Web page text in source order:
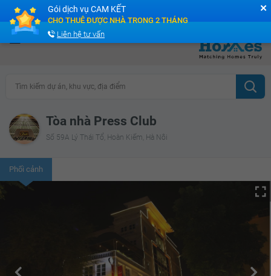
Cộng đồng Môi giới bPRO
Tìm kiếm dự án, khu vực, địa điểm
Tòa nhà Press Club
Số 59A Lý Thái Tổ, Hoàn Kiếm, Hà Nôi
Phối cảnh
✕
Gói dịch vụ CAM KẾT
CHO THUÊ ĐƯỢC NHÀ TRONG 2 THÁNG
Liên hệ tư vấn